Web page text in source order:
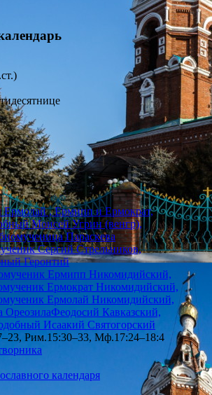
, Ермипп и Ермократ,
Моисей Угрин (венгр),
Параскева
Сергий Стрельников,
Геронтий
Ермипп Никомидийский,
Ермократ Никомидийский,
Ермолай Никомидийский,
ОреозилаФеодосий Кавказский,
Исаакий Святогорский
Рим.15:30–33, Мф.17:24–18:4
календаря